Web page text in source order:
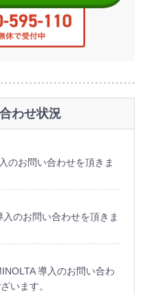
わせ状況
のお問い合わせを頂きま
入のお問い合わせを頂きま
導入のお問い合わ
います。